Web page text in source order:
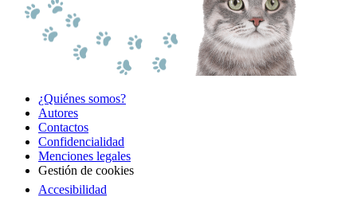
¿Quiénes somos?
Autores
Contactos
Confidencialidad
Menciones legales
Gestión de cookies
Accesibilidad